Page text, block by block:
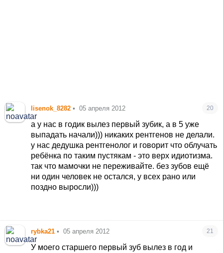
lisenok_8282 • 05 апреля 2012 20
а у нас в годик вылез первый зубик, а в 5 уже
выпадать начали))) никаких рентгенов не делали.
у нас дедушка рентгенолог и говорит что облучать
ребёнка по таким пустякам - это верх идиотизма.
так что мамочки не переживайте. без зубов ещё
ни один человек не остался, у всех рано или
поздно выросли)))
rybka21 • 05 апреля 2012 21
У моего старшего первый зуб вылез в год и